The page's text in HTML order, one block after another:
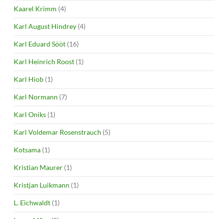
Kaarel Krimm (4)
Karl August Hindrey (4)
Karl Eduard Sööt (16)
Karl Heinrich Roost (1)
Karl Hiob (1)
Karl Normann (7)
Karl Oniks (1)
Karl Voldemar Rosenstrauch (5)
Kotsama (1)
Kristian Maurer (1)
Kristjan Luikmann (1)
L. Eichwaldt (1)